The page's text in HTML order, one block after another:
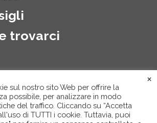
trovarci
sul nostro sito Web per offrire la
possibile, per analizzare in modo
del traffico. Cliccando su “Accetta
di TUTTI i cookie. Tuttavia, puoi
×